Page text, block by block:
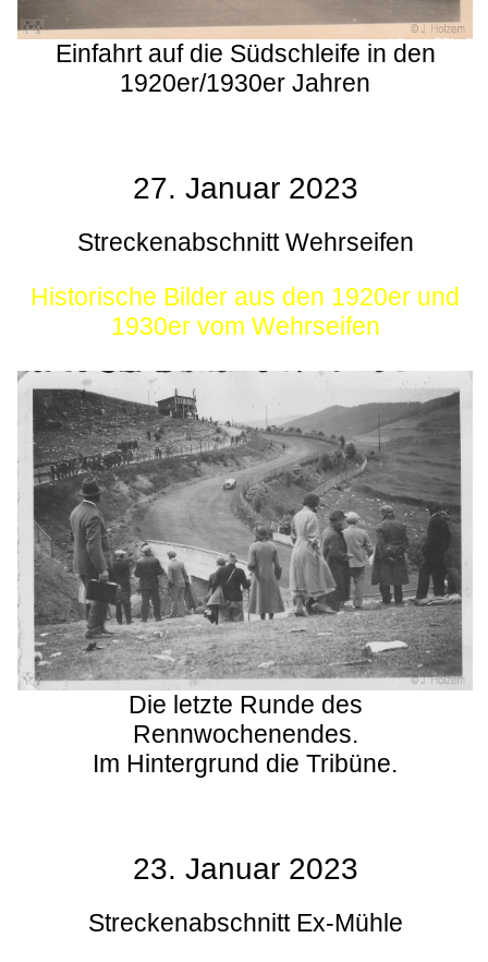
Einfahrt auf die Südschleife in den
1920er/1930er Jahren
27. Januar 2023
Streckenabschnitt Wehrseifen
Historische Bilder aus den 1920er und
1930er vom Wehrseifen
Die letzte Runde des
Rennwochenendes.
Im Hintergrund die Tribüne.
23. Januar 2023
Streckenabschnitt Ex-Mühle